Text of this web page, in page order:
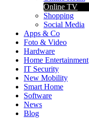
Online TV
Shopping
Social Media
Apps & Co
Foto & Video
Hardware
Home Entertainment
IT Security
New Mobility
Smart Home
Software
News
Blog